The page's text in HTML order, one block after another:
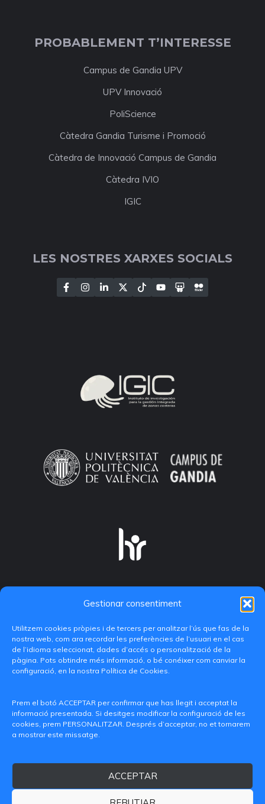
Gestionar consentiment
Utilitzem cookies pròpies i de tercers per analitzar l’ús que fas de la
nostra web, com ara recordar les preferències de l’usuari en el cas
de l’idioma seleccionat, dades d’accés o personalització de la
pàgina. Pots obtindre més informació, o bé conéixer com canviar la
configuració, en la nostra Política de Cookies.
Prem el botó ACCEPTAR per confirmar que has llegit i acceptat la
informació presentada. Si desitges modificar la configuració de les
cookies, prem PERSONALITZAR. Després d’acceptar, no et tornarem
a mostrar este missatge.
ACCEPTAR
PROBABLEMENT T’INTERESSE
Campus de Gandia UPV
UPV Innovació
PoliScience
Càtedra Gandia Turisme i Promoció
Càtedra de Innovació Campus de Gandia
Càtedra IVIO
IGIC
LES NOSTRES XARXES SOCIALS
C/ Paranimf, 1 - 46730 Grau de Gandia
+34 962849333
Avís legalPolítica de privacitat